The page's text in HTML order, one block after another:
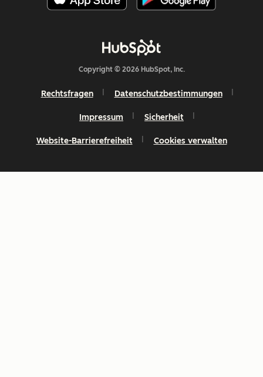
Copyright © 2026 HubSpot, Inc.
Rechtsfragen Datenschutzbestimmungen
Impressum Sicherheit
Website-Barrierefreiheit Cookies verwalten